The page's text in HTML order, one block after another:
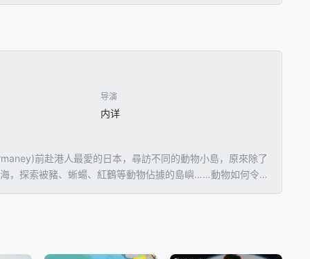
导演
内详
前赴港人最愛的日本，尋訪不同的動物小島，原來除了
，探索被豬、蜥蝪、紅鶴等動物佔據的島嶼……動物如何令小